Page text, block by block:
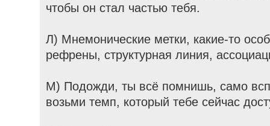
чтобы он стал частью тебя.
Л) Мнемонические метки, какие-то
рефрены, структурная линия,
М) Подожди, ты всё помнишь, само
возьми темп, который тебе сейчас